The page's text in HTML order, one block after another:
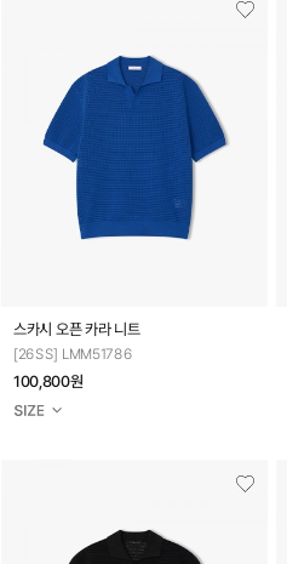
스카시 오픈 카라 니트
[26SS] LMM51786
100,800원